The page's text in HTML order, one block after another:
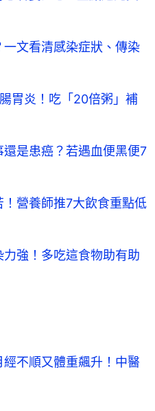
文看清感染症狀、傳染
胃炎！吃「20倍粥」補
是患癌？若遇血便黑便7
營養師推7大飲食重點低
強！多吃這食物助有助
經不順又體重飆升！中醫